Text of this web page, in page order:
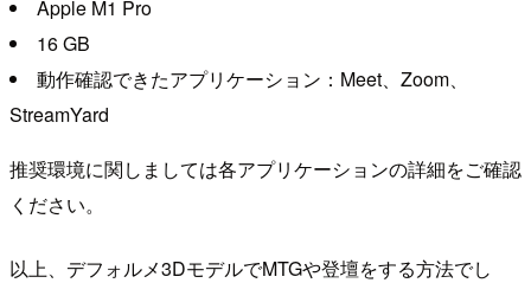
Apple M1 Pro
16 GB
動作確認できたアプリケーション：Meet、Zoom、
StreamYard
推奨環境に関しましては各アプリケーションの詳細をご確認
ください。
以上、デフォルメ3DモデルでMTGや登壇をする方法でし